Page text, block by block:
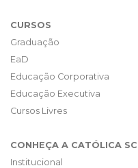
CURSOS
Graduação
EaD
Educação Corporativa
Educação Executiva
Cursos Livres
CONHEÇA A CATÓLICA SC
Institucional